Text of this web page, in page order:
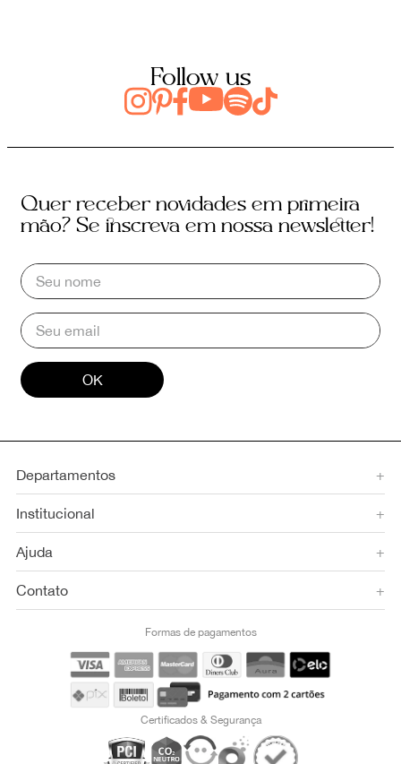
Follow us
Quer receber novidades em primeira
mão? Se inscreva em nossa newsletter!
OK
Departamentos +
Institucional +
Ajuda +
Contato +
Formas de pagamentos
Certificados & Segurança